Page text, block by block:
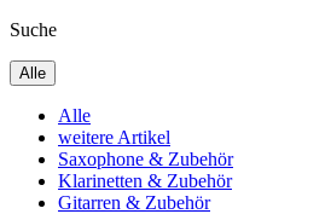
Suche
Alle
Alle
weitere Artikel
Saxophone & Zubehör
Klarinetten & Zubehör
Gitarren & Zubehör